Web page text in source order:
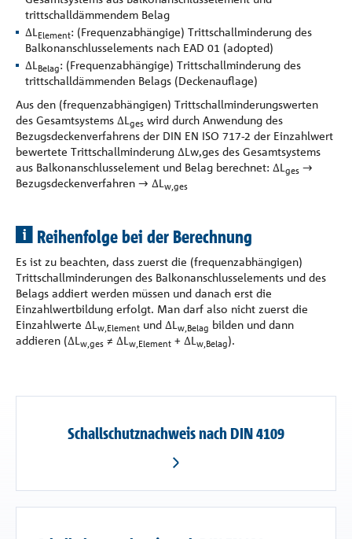
trittschalldämmendem Belag
∆L Element: (Frequenzabhängige) Trittschallminderung des
Balkonanschlusselements nach EAD 01 (adopted)
∆L Belag: (Frequenzabhängige) Trittschallminderung des
trittschalldämmenden Belags (Deckenauflage)
Aus den (frequenzabhängigen) Trittschallminderungswerten
des Gesamtsystems ∆L ges wird durch Anwendung des
Bezugsdeckenverfahrens der DIN EN ISO 717-2 der Einzahlwert
bewertete Trittschallminderung ∆Lw,ges des Gesamtsystems
aus Balkonanschlusselement und Belag berechnet: ∆L ges ➝
Bezugsdeckenverfahren ➝ ∆L w,ges
 Reihenfolge bei der Berechnung
Es ist zu beachten, dass zuerst die (frequenzabhängigen)
Trittschallminderungen des Balkonanschlusselements und des
Belags addiert werden müssen und danach erst die
Einzahlwertbildung erfolgt. Man darf also nicht zuerst die
Einzahlwerte ∆L w,Element und ∆L w,Belag bilden und dann
addieren (∆L w,ges ≠ ∆L w,Element + ∆L w,Belag).
Schallschutznachweis nach DIN 4109